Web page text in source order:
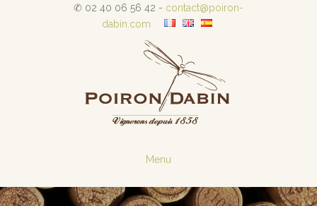
✆ 02 40 06 56 42 - contact@poiron-
dabin.com
Menu